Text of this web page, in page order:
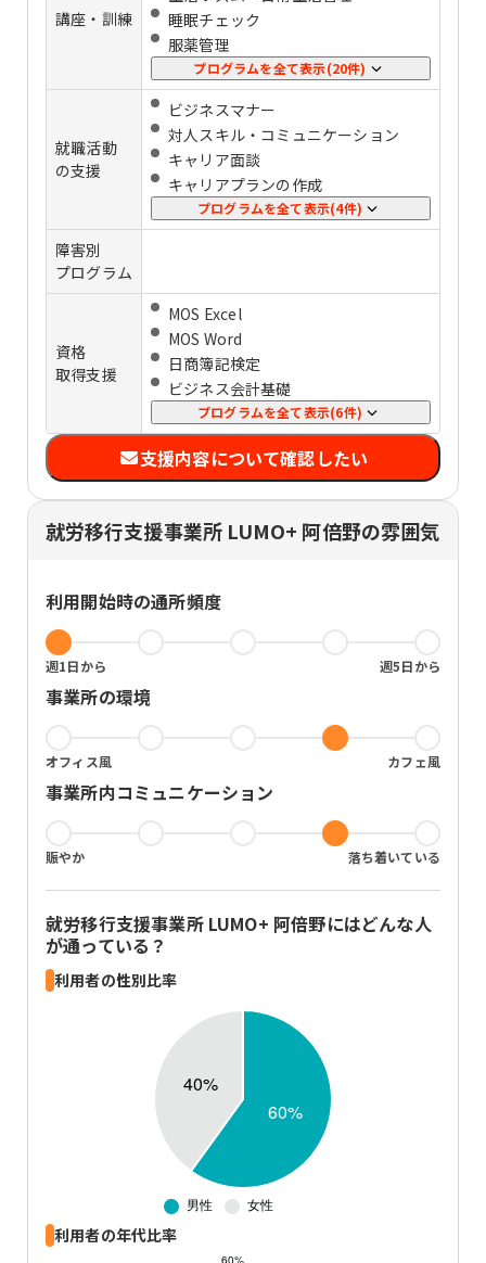
講座・訓練
睡眠チェック
服薬管理
感情コントロール
ストレス管理
パソコンの基礎スキル
事務スキル
在宅ワークスキル
会計・経理
プログラミング
マーケティング
Photoshop
介護福祉
運動・ストレッチ
SST（対人関係や社会生活に必要なス
キルを身に付ける訓練）
認知行動療法
タスク・時間管理
傾聴力
体力づくり
プログラムを全て表示(20件)
就職活動
の支援
ビジネスマナー
対人スキル・コミュニケーション
キャリア⾯談
キャリアプランの作成
応募書類添削
⾯接練習
プログラムを全て表示(4件)
障害別
プログラム
資格
取得支援
MOS Excel
MOS Word
日商簿記検定
ビジネス会計基礎
給与計算検定
TOEIC
ITパスポート
秘書検定
その他資格
プログラムを全て表示(6件)
支援内容について確認したい
就労移行支援事業所 LUMO+ 阿倍野の雰囲気
利用開始時の通所頻度
週1日から 週5日から
事業所の環境
オフィス風 カフェ風
事業所内コミュニケーション
賑やか 落ち着いている
就労移行支援事業所 LUMO+ 阿倍野にはどんな人
が通っている？
利用者の性別比率
利用者の年代比率